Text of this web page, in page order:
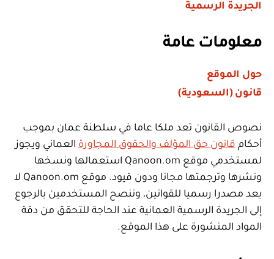
الجريدة الرسمية
معلومات عامة
حول الموقع
قانون (السعودية)
نصوص القانون تعد ملكا عاما في سلطنة عمان بموجب
أحكام قانون حق المؤلف والحقوق المجاورة العماني ويجوز
لمستخدمي موقع Qanoon.om استعمالها ونسخها
ونشرها وترجمتها مجانا ودون قيود. موقع Qanoon.om لا
يعد مصدرا رسميا للقوانين، وننصح المستخدمين بالرجوع
إلى الجريدة الرسمية العمانية عند الحاجة للتحقق من دقة
المواد المنشورة على هذا الموقع.